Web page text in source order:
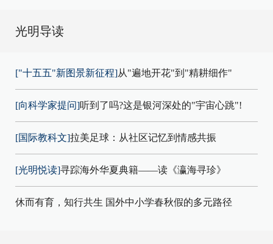
光明导读
["十五五"新图景新征程]从"遍地开花"到"精耕细作"
[向科学家提问]听到了吗?这是银河深处的"宇宙心跳"!
[国际教科文]拉美足球：从社区记忆到情感共振
[光明悦读]寻踪海外华夏典籍——读《瀛海寻珍》
休而有育，知行共生 国外中小学春秋假的多元路径